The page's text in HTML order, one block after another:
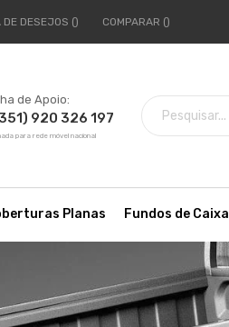
DE DESEJOS COMPARAR
de Apoio:
920 326 197
para rede móvel nacional
Planas Fundos de Caixa